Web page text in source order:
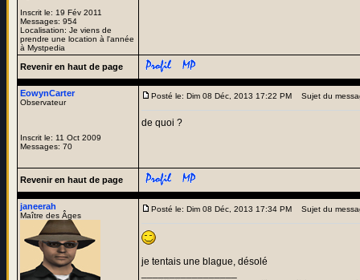
Inscrit le: 19 Fév 2011
Messages: 954
Localisation: Je viens de
prendre une location à l'année
à Mystpedia
Revenir en haut de page
EowynCarter
Observateur
Inscrit le: 11 Oct 2009
Messages: 70
Posté le: Dim 08 Déc, 2013 17:22 PM Sujet du
de quoi ?
Revenir en haut de page
janeerah
Maître des Âges
Posté le: Dim 08 Déc, 2013 17:34 PM Sujet du
je tentais une blague, désolé